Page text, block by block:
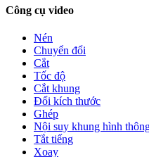
Công cụ video
Nén
Chuyển đổi
Cắt
Tốc độ
Cắt khung
Đổi kích thước
Ghép
Nội suy khung hình
Tắt tiếng
Xoay